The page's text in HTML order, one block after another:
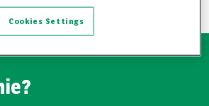
Cookies Settings